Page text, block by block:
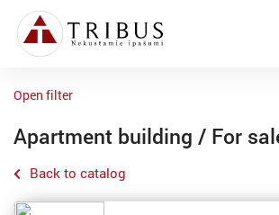
Open filter
Apartment building / For
Back to catalog